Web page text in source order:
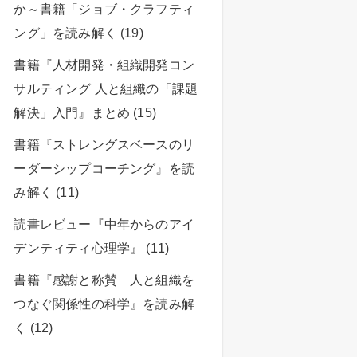
か～書籍「ジョブ・クラフティ
ング」を読み解く (19)
書籍『人材開発・組織開発コン
サルティング 人と組織の「課題
解決」入門』まとめ (15)
書籍『ストレングスベースのリ
ーダーシップコーチング』を読
み解く (11)
読書レビュー『中年からのアイ
デンティティ心理学』 (11)
書籍『感謝と称賛 人と組織を
つなぐ関係性の科学』を読み解
く (12)